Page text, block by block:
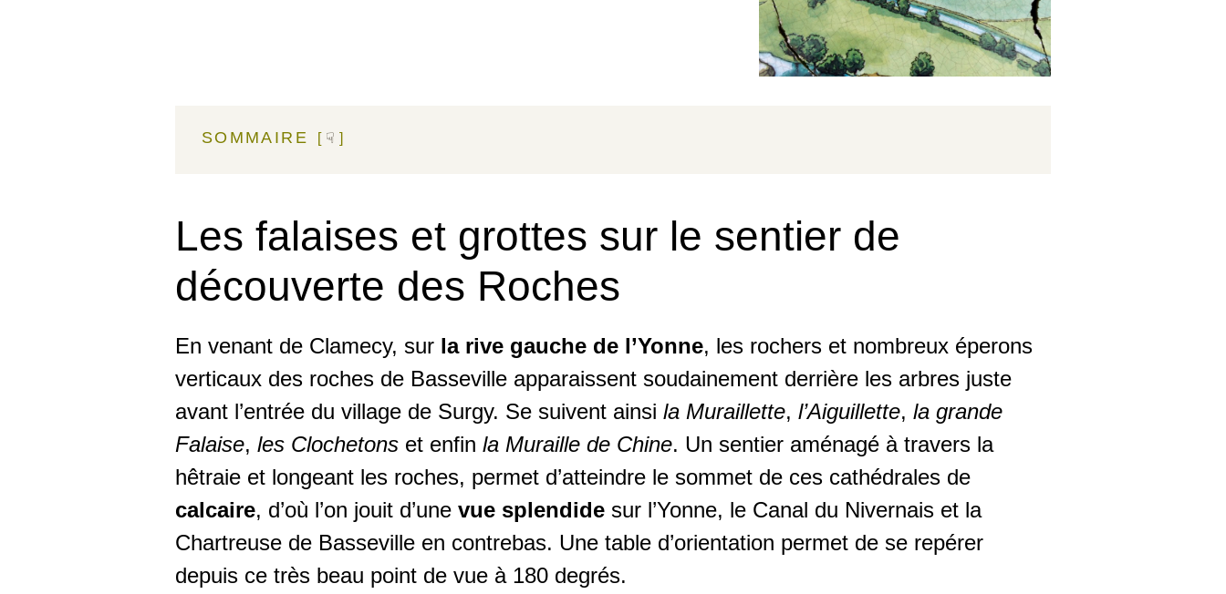
SOMMAIRE ☟
Les falaises et grottes sur le sentier de
découverte des Roches
En venant de Clamecy, sur la rive gauche de l’Yonne, les rochers et nombreux éperons
verticaux des roches de Basseville apparaissent soudainement derrière les arbres juste
avant l’entrée du village de Surgy. Se suivent ainsi la Muraillette, l’Aiguillette, la grande
Falaise, les Clochetons et enfin la Muraille de Chine. Un sentier aménagé à travers la
hêtraie et longeant les roches, permet d’atteindre le sommet de ces cathédrales de
calcaire, d’où l’on jouit d’une vue splendide sur l’Yonne, le Canal du Nivernais et la
Chartreuse de Basseville en contrebas. Une table d’orientation permet de se repérer
depuis ce très beau point de vue à 180 degrés.